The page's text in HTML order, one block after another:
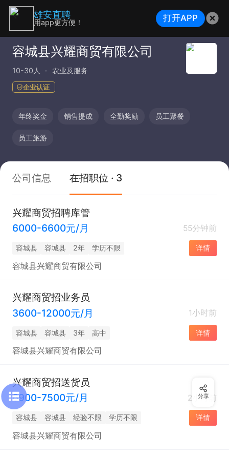
容城县兴耀商贸有限公司
10-30人 农业及服务
企业认证
年终奖金 销售提成 全勤奖励 员工聚餐
员工旅游
公司信息 在招职位 · 3
兴耀商贸招聘库管
6000-6600元/月
55分钟前
容城县 容城县 2年 学历不限 详情
容城县兴耀商贸有限公司
兴耀商贸招业务员
3600-12000元/月
1小时前
容城县 容城县 3年 高中 详情
容城县兴耀商贸有限公司
兴耀商贸招送货员
6900-7500元/月
2小时前
容城县 容城县 经验不限 学历不限 详情
容城县兴耀商贸有限公司
分享
雄安直聘
用app更方便！ 打开APP